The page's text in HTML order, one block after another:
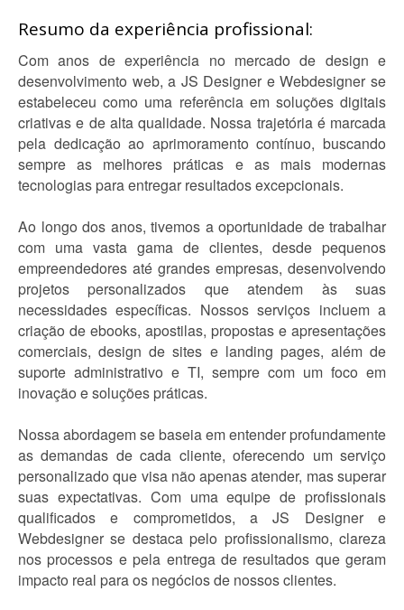
Resumo da experiência profissional:
Com anos de experiência no mercado de design e
desenvolvimento web, a JS Designer e Webdesigner se
estabeleceu como uma referência em soluções digitais
criativas e de alta qualidade. Nossa trajetória é marcada
pela dedicação ao aprimoramento contínuo, buscando
sempre as melhores práticas e as mais modernas
tecnologias para entregar resultados excepcionais.
Ao longo dos anos, tivemos a oportunidade de trabalhar
com uma vasta gama de clientes, desde pequenos
empreendedores até grandes empresas, desenvolvendo
projetos personalizados que atendem às suas
necessidades específicas. Nossos serviços incluem a
criação de ebooks, apostilas, propostas e apresentações
comerciais, design de sites e landing pages, além de
suporte administrativo e TI, sempre com um foco em
inovação e soluções práticas.
Nossa abordagem se baseia em entender profundamente
as demandas de cada cliente, oferecendo um serviço
personalizado que visa não apenas atender, mas superar
suas expectativas. Com uma equipe de profissionais
qualificados e comprometidos, a JS Designer e
Webdesigner se destaca pelo profissionalismo, clareza
nos processos e pela entrega de resultados que geram
impacto real para os negócios de nossos clientes.